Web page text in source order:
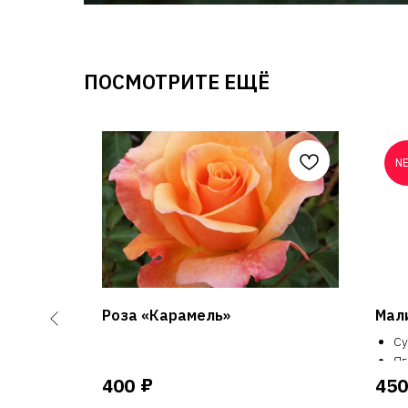
ПОСМОТРИТЕ ЕЩЁ
Роза «Карамель»
400 ₽
до
450